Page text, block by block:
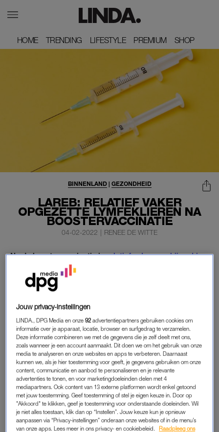
HOME
HOME TRENDING
TRENDING LIFESTYLE
LIFESTYLE PREMIUM
PREMIUM SHOP
SHOP
LAREB: RELATIEF VAKER
OPGEZETTE LYMFEKLIEREN NA
BOOSTERVACCINATIE
BINNENLAND| GEZONDHEID
04-02-2022 | RENEE DE WITTE
Na de boostervaccinatie isrelatief vaker een bijwerking
van opgezette lymfeklieren gemeld dan na de eerste en
tweede prik tegen het coronavirus.
bijwerkingencentrum daarnaast dat de reactie eerder na de
prik ontstond, gemiddeld een halve dag tot een dag langer
aanhield én dat meer melders last hadden van de klieren.
LYMFEKLIEREN
Vergrote lymfeklieren in de hals, oksel of rond het sleutelbeen
is een bekende reactie na een vaccinatie. Het kan ontstaan
doordat immuuncellen in de klieren actief worden. Sommige
melders vertelden aan Lareb dat de lymfeklieren de grootte
hadden van een golf- of zelfs tennisbal.
Jouw privacy-instellingen
LINDA., DPG Media en onze92 advertentiepartners gebruiken cookies om
informatie over je apparaat, locatie, browser en surfgedrag te verzamelen.
Deze informatie combineren we met de gegevens die je zelf deelt met ons,
zoals wanneer je een account aanmaakt. Dit doen we om het gebruik van onze
media te analyseren en onze websites en apps te verbeteren. Daarnaast
kunnen we, als je hier toestemming voor geeft, je gegevens gebruiken om onze
content, communicatie en aanbod te personaliseren en je relevante
advertenties te tonen, en voor marketingdoeleinden delen met 4
mediapartners. Ook content van 13 externe platformen wordt enkel getoond
met jouw toestemming. Geef toestemming of stel je eigen keuze in. Door op
"Akkoord" te klikken, geef je toestemming voor onderstaande doeleinden. Wil
je niet alles toestaan, klik dan op “Instellen”. Jouw keuze kun je opnieuw
aanpassen via “Privacy-instellingen” onderaan onze websites of in de menu’s
van onze apps. Lees meer in ons privacy- en cookiebeleid.
Raadpleeg ons